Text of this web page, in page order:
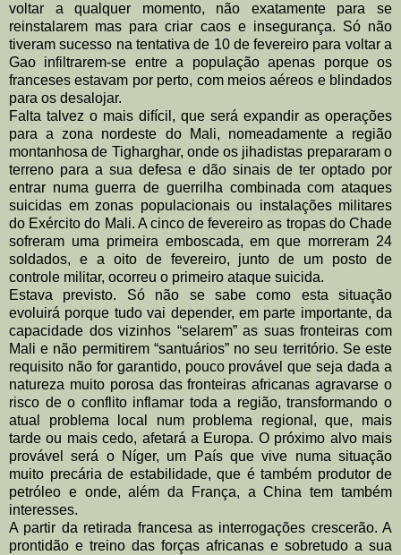
voltar a qualquer momento, não exatamente para se
reinstalarem mas para criar caos e insegurança. Só não
tiveram sucesso na tentativa de 10 de fevereiro para voltar a
Gao infiltrarem-se entre a população apenas porque os
franceses estavam por perto, com meios aéreos e blindados
para os desalojar.
Falta talvez o mais difícil, que será expandir as operações
para a zona nordeste do
Mali, nomeadamente a região
montanhosa de Tigharghar, onde os jihadistas prepararam o
terreno para a sua defesa e dão sinais de ter optado por
entrar numaguerra de guerrilha combinada com ataques
suicidas em zonas populacionais ou instalações militares
do Exército do Mali. A cinco de fevereiro as tropas do Chade
sofreram uma primeira emboscada, em que morreram 24
soldados, e a oito de fevereiro, junto de um posto de
controle militar, ocorreu o primeiro ataque suicida.
Estava previsto. Só não se sabe como esta situação
evoluirá porque tudo vai depender, em parte importante, da
capacidade dos vizinhos “selarem” as suasfronteiras com
Mali e não permitirem “santuários” no seu território. Se este
requisito não for garantido, pouco provável que seja dada a
natureza muito porosa das fronteiras africanas agravarse o
risco de o conflito inflamar toda a região, transformando o
atual problema
local num problema regional, que, mais
tarde ou mais cedo, afetará a Europa. O próximo alvo mais
provável será o Níger, um País que vive numa situação
muito precária de estabilidade, que é também produtor de
petróleo e onde, além da
França, a China tem também
interesses.
A partir da retirada francesa as interrogações crescerão. A
prontidão e treino das forças africanas e sobretudo a sua